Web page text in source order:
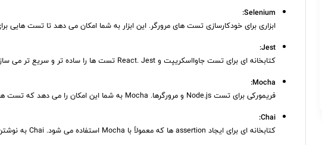
Selenium:
ابزاری برای خودکارسازی تست های مرورگر. این ابزار به شما امکان می دهد تا تست هایی
Jest:
کتابخانه ای برای تست جاوااسکریپت و React. Jest تست ها را ساده تر و سریع تر می سازد و بسیاری از ویژگی های مفید را ارایه می دهد.
Mocha:
فریمورکی برای تست Node.js و مرورگرها. Mocha به شما این امکان را می دهد که تست های جامع و انعطاف پذیر بنویسید.
Chai:
کتابخانه ای برای ایجاد assertion ها که معمولاً با Mocha استفاده می شود. Chai به نوشتن تست های خوانا و قابل فهم کمک می کند.